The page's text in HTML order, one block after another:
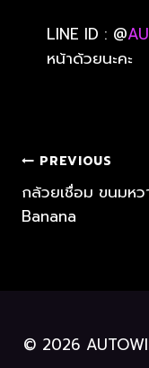
LINE ID : @
หน้าด้วยนะคะ
PREVIOUS
กล้วยเชื่อม ขนมหว
Banana
© 2026